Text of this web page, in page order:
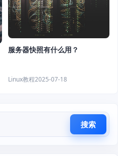
服务器快照有什么用？
Linux教程2025-07-18
搜索